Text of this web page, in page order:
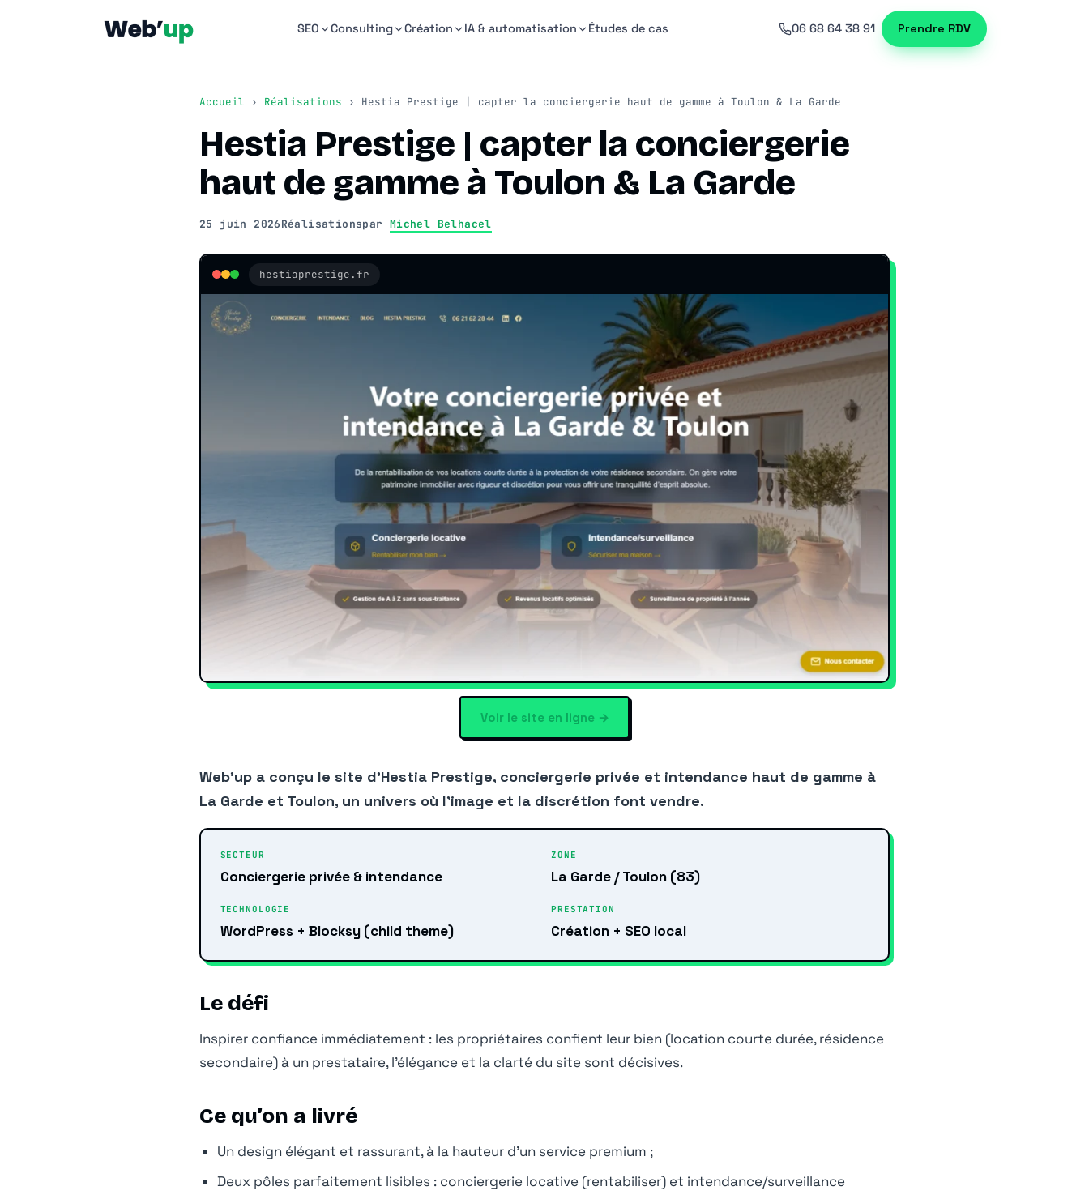
SEO Consulting Création IA & automatisation Études de cas 06 68 64 38 91 Prendre RDV
Accueil › Réalisations › Hestia Prestige | capter la conciergerie haut de gamme à Toulon & La Garde
Hestia Prestige | capter la conciergerie
haut de gamme à Toulon & La Garde
25 juin 2026Réalisationspar Michel Belhacel
hestiaprestige.fr
Voir le site en ligne →
Web’up a conçu le site d’Hestia Prestige, conciergerie privée et intendance haut de gamme à
La Garde et Toulon, un univers où l’image et la discrétion font vendre.
SECTEUR
Conciergerie privée & intendance
ZONE
La Garde / Toulon (83)
TECHNOLOGIE
WordPress + Blocksy (child theme)
PRESTATION
Création + SEO local
Le défi
Inspirer confiance immédiatement : les propriétaires confient leur bien (location courte durée, résidence
secondaire) à un prestataire, l’élégance et la clarté du site sont décisives.
Ce qu’on a livré
Un design élégant et rassurant, à la hauteur d’un service premium ;
Deux pôles parfaitement lisibles : conciergerie locative (rentabiliser) et intendance/surveillance